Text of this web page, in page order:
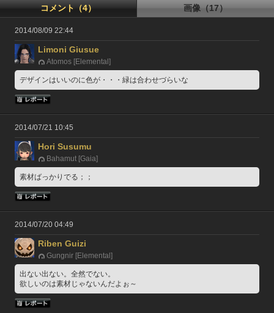
コメント（4） 画像（17）
2014/08/09 22:44
Limoni Giusue
Atomos [Elemental]
デザインはいいのに色が・・・緑は合わせづらいな
2014/07/21 10:45
Hori Susumu
Bahamut [Gaia]
素材ばっかりでる；；
2014/07/20 04:49
Riben Guizi
Gungnir [Elemental]
出ない出ない。全然でない。
欲しいのは素材じゃないんだよぉ～